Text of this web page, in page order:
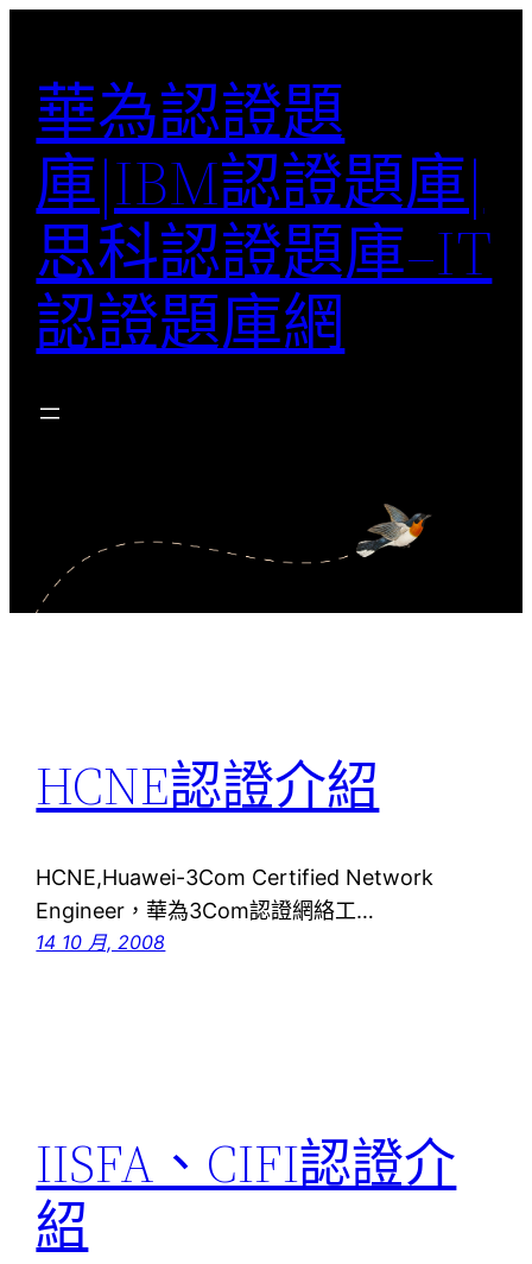
華為認證題
庫|IBM認證題庫|
思科認證題庫–IT
認證題庫網
HCNE認證介紹
HCNE,Huawei-3Com Certified Network
Engineer，華為3Com認證網絡工…
14 10 月, 2008
IISFA、CIFI認證介
紹